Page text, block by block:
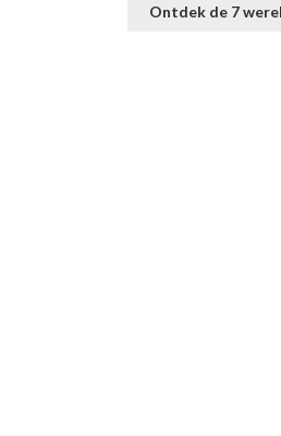
Ontdek de 7